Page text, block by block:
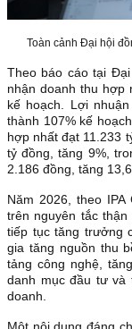
Toàn cảnh Đại hội
Theo báo cáo tại
nhận doanh thu hợp
kế hoạch. Lợi
thành 107% kế
hợp nhất đạt 11.233
tỷ đồng, tăng 9%,
2.186 đồng, tăng
Năm 2026, theo
trên nguyên tắc
tiếp tục tăng trưởng
gia tăng nguồn thu
tảng công nghệ,
danh mục đầu tư và
doanh.